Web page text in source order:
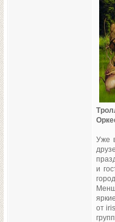
Уже
и
от